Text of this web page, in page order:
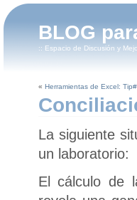
BLOG
:: Espacio de Discusión y
« Herramientas de Excel:
La siguiente
un laboratorio:
El cálculo de